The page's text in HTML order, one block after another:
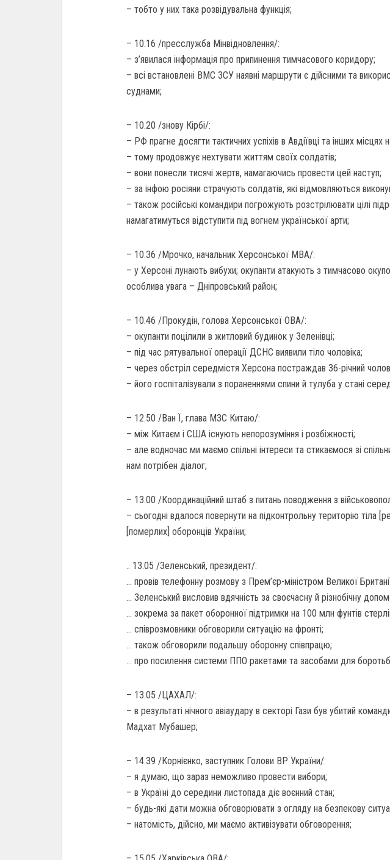
– тобто у них така розвідувальна функція;
– 10.16 /пресслужба Мінвідновлення/:
– з’явилася інформація про припинення тимчасового коридору;
– всі встановлені ВМС ЗСУ наявні маршрути є дійсними та
суднами;
– 10.20 /знову Кірбі/:
– РФ прагне досягти тактичних успіхів в Авдіївці та інших місцях
– тому продовжує нехтувати життям своїх солдатів;
– вони понесли тисячі жертв, намагаючись провести цей наступ;
– за інфою росіяни страчують солдатів, які відмовляються
– також російські командири погрожують розстрілювати цілі
намагатимуться відступити під вогнем української арти;
– 10.36 /Мрочко, начальник Херсонської МВА/:
– у Херсоні лунають вибухи; окупанти атакують з тимчасово
особлива увага – Дніпровський район;
– 10.46 /Прокудін, голова Херсонської ОВА/:
– окупанти поцілили в житловий будинок у Зеленівці;
– під час рятувальної операції ДСНС виявили тіло чоловіка;
– через обстріл середмістя Херсона постраждав 36-річний
– його госпіталізували з пораненнями спини й тулуба у стані
– 12.50 /Ван Ї, глава МЗС Китаю/:
– між Китаєм і США існують непорозуміння і розбіжності;
– але водночас ми маємо спільні інтереси та стикаємося зі
нам потрібен діалог;
– 13.00 /Координаційний штаб з питань поводження з
– сьогодні вдалося повернути на підконтрольну територію тіла
[померлих] оборонців України;
.. 13.05 /Зеленський, президент/:
… провів телефонну розмову з Прем’єр-міністром Великої
… Зеленський висловив вдячність за своєчасну й різнобічну
… зокрема за пакет оборонної підтримки на 100 млн фунтів
… співрозмовники обговорили ситуацію на фронті;
… також обговорили подальшу оборонну співпрацю;
… про посилення системи ППО ракетами та засобами для
– 13.05 /ЦАХАЛ/:
– в результаті нічного авіаудару в секторі Гази був убитий
Мадхат Мубашер;
– 14.39 /Корнієнко, заступник Голови ВР України/:
– я думаю, що зараз неможливо провести вибори;
– в Україні до середини листопада діє воєнний стан;
– будь-які дати можна обговорювати з огляду на безпекову
– натомість, дійсно, ми маємо активізувати обговорення;